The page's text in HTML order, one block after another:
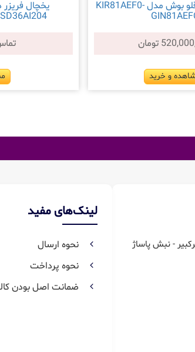
یخچال فریزر دوقلو بوش مدل KIR81AEF0-
تومان
و خرید
یخچال
- نبش پاساژ
لینک‌های مفید
نحوه ارسال
نحوه پرداخت
ضمانت اصل بودن